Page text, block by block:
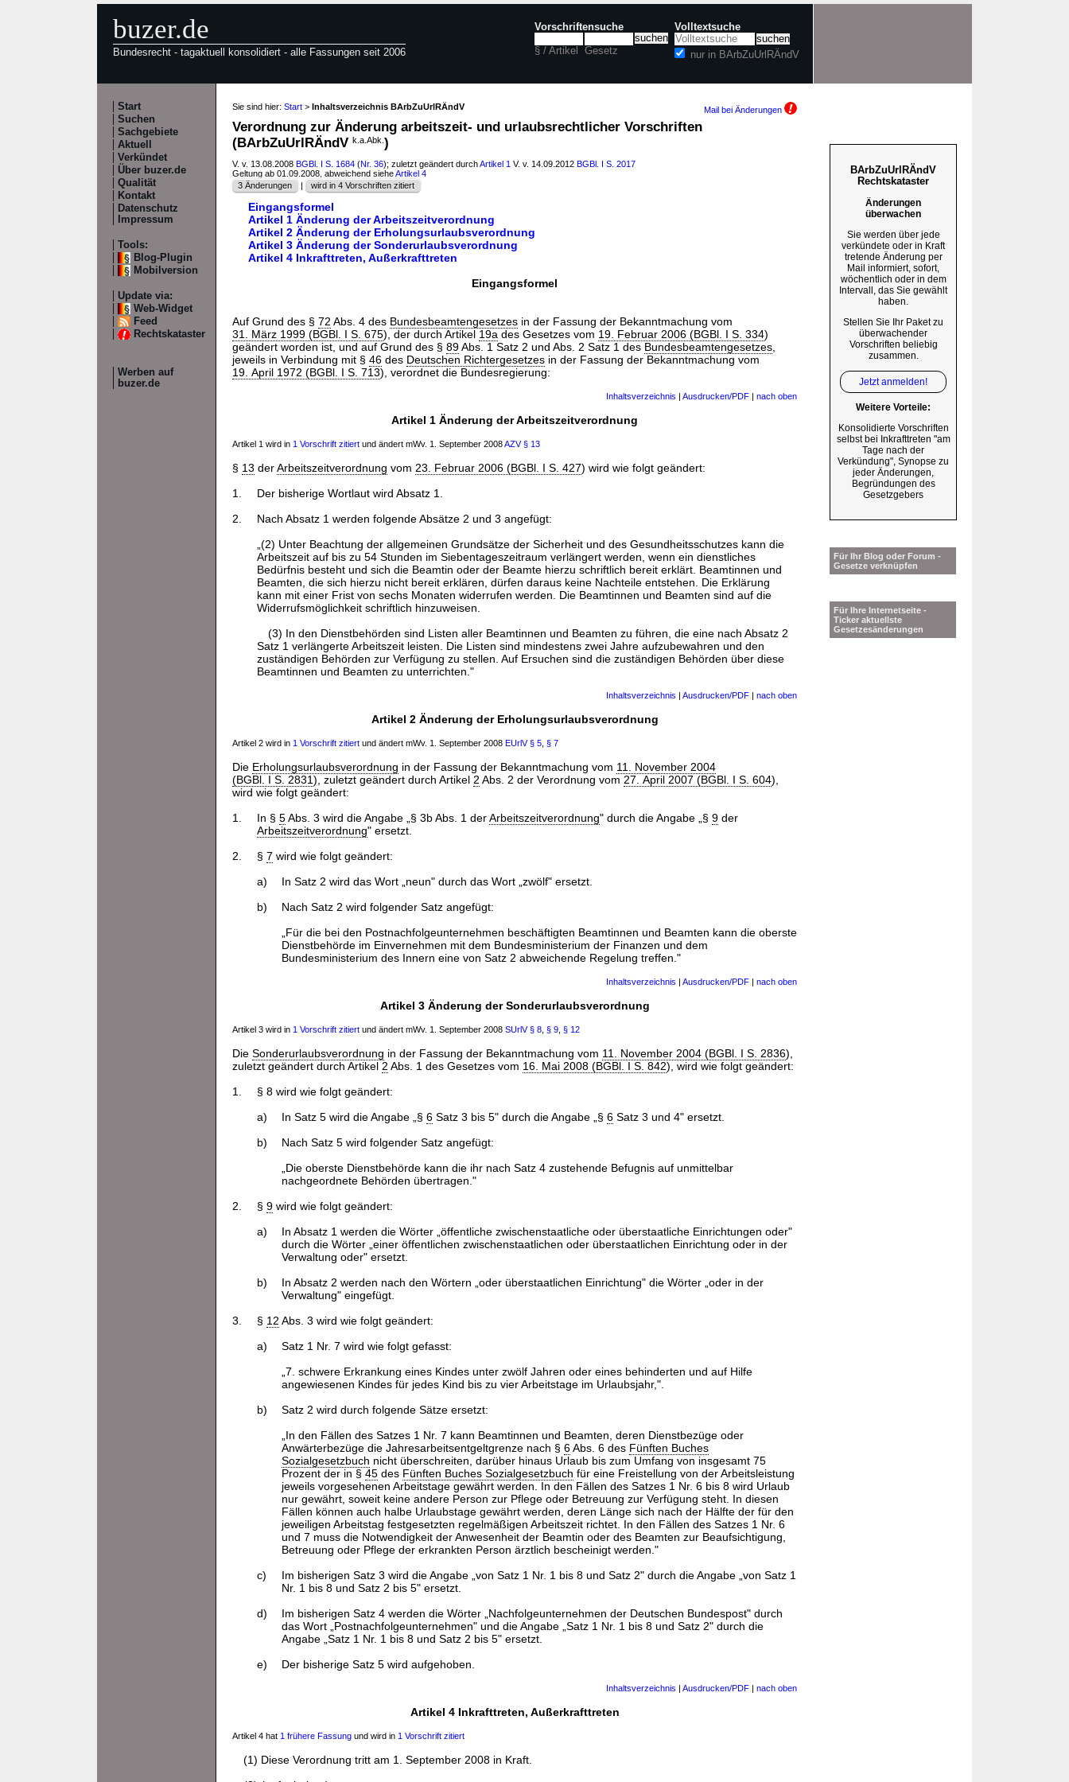
buzer.de
Bundesrecht - tagaktuell konsolidiert - alle Fassungen seit 2006
Vorschriftensuche
§ / Artikel Gesetz
Volltextsuche
nur in BArbZuUrlRÄndV
Start
Suchen
Sachgebiete
Aktuell
Verkündet
Über buzer.de
Qualität
Kontakt
Datenschutz
Impressum
Tools:
Blog-Plugin
Mobilversion
Update via:
Web-Widget
Feed
Rechtskataster
Werben auf
buzer.de
Sie sind hier: Start > Inhaltsverzeichnis BArbZuUrlRÄndV Mail bei Änderungen
Verordnung zur Änderung arbeitszeit- und urlaubsrechtlicher Vorschriften
(BArbZuUrlRÄndV k.a.Abk. )
V. v. 13.08.2008 BGBl. I S. 1684 (Nr. 36); zuletzt geändert durchArtikel 1 V. v. 14.09.2012 BGBl. I S. 2017
Geltung ab 01.09.2008, abweichend sieheArtikel 4
3 Änderungen
| wird in 4 Vorschriften zitiert
Eingangsformel
Artikel 1 Änderung der Arbeitszeitverordnung
Artikel 2 Änderung der Erholungsurlaubsverordnung
Artikel 3 Änderung der Sonderurlaubsverordnung
Artikel 4 Inkrafttreten, Außerkrafttreten
Eingangsformel
Auf Grund des § 72 Abs. 4 des Bundesbeamtengesetzes in der Fassung der Bekanntmachung vom
31. März 1999 (BGBl. I S. 675), der durch Artikel 19a des Gesetzes vom 19. Februar 2006 (BGBl. I S. 334)
geändert worden ist, und auf Grund des § 89Abs. 1 Satz 2 und Abs. 2 Satz 1 des Bundesbeamtengesetzes
jeweils in Verbindung mit § 46 des Deutschen Richtergesetzes in der Fassung der Bekanntmachung vom
19. April 1972 (BGBl. I S. 713), verordnet die Bundesregierung:
Inhaltsverzeichnis | Ausdrucken/PDF | nach oben
Artikel 1 Änderung der Arbeitszeitverordnung
Artikel 1 wird in 1 Vorschrift zitiert und ändert mWv. 1. September 2008AZV § 13
§ 13 derArbeitszeitverordnung vom 23. Februar 2006 (BGBl. I S. 427) wird wie folgt geändert:
1.
Der bisherige Wortlaut wird Absatz 1.
2.
Nach Absatz 1 werden folgende Absätze 2 und 3 angefügt:
„(2) Unter Beachtung der allgemeinen Grundsätze der Sicherheit und des Gesundheitsschutzes kann die
Arbeitszeit auf bis zu 54 Stunden im Siebentageszeitraum verlängert werden, wenn ein dienstliches
Bedürfnis besteht und sich die Beamtin oder der Beamte hierzu schriftlich bereit erklärt. Beamtinnen und
Beamten, die sich hierzu nicht bereit erklären, dürfen daraus keine Nachteile entstehen. Die Erklärung
kann mit einer Frist von sechs Monaten widerrufen werden. Die Beamtinnen und Beamten sind auf die
Widerrufsmöglichkeit schriftlich hinzuweisen.
(3) In den Dienstbehörden sind Listen aller Beamtinnen und Beamten zu führen, die eine nach Absatz 2
Satz 1 verlängerte Arbeitszeit leisten. Die Listen sind mindestens zwei Jahre aufzubewahren und den
zuständigen Behörden zur Verfügung zu stellen. Auf Ersuchen sind die zuständigen Behörden über diese
Beamtinnen und Beamten zu unterrichten."
Inhaltsverzeichnis | Ausdrucken/PDF | nach oben
Artikel 2 Änderung der Erholungsurlaubsverordnung
Artikel 2 wird in 1 Vorschrift zitiert und ändert mWv. 1. September 2008 EUrlV § 5 § 7
Die Erholungsurlaubsverordnung in der Fassung der Bekanntmachung vom 11. November 2004
(BGBl. I S. 2831), zuletzt geändert durch Artikel 2 Abs. 2 der Verordnung vom 27. April 2007 (BGBl. I S. 604),
wird wie folgt geändert:
1.
In § 5Abs. 3 wird die Angabe „§ 3b Abs. 1 derArbeitszeitverordnung" durch die Angabe „§ 9der
Arbeitszeitverordnung" ersetzt.
2.
§ 7 wird wie folgt geändert:
a)
In Satz 2 wird das Wort „neun" durch das Wort „zwölf" ersetzt.
b)
Nach Satz 2 wird folgender Satz angefügt:
„Für die bei den Postnachfolgeunternehmen beschäftigten Beamtinnen und Beamten kann die oberste
Dienstbehörde im Einvernehmen mit dem Bundesministerium der Finanzen und dem
Bundesministerium des Innern eine von Satz 2 abweichende Regelung treffen."
Inhaltsverzeichnis | Ausdrucken/PDF | nach oben
Artikel 3 Änderung der Sonderurlaubsverordnung
Artikel 3 wird in 1 Vorschrift zitiert und ändert mWv. 1. September 2008 SUrlV § 8 § 9 § 12
Die Sonderurlaubsverordnung in der Fassung der Bekanntmachung vom 11. November 2004 (BGBl. I S. 2836),
zuletzt geändert durch Artikel 2 Abs. 1 des Gesetzes vom 16. Mai 2008 (BGBl. I S. 842), wird wie folgt geändert:
1.
§ 8 wird wie folgt geändert:
a)
In Satz 5 wird die Angabe „§ 6Satz 3 bis 5" durch die Angabe „§ 6Satz 3 und 4" ersetzt.
b)
Nach Satz 5 wird folgender Satz angefügt:
„Die oberste Dienstbehörde kann die ihr nach Satz 4 zustehende Befugnis auf unmittelbar
nachgeordnete Behörden übertragen."
2.
§ 9wird wie folgt geändert:
a)
In Absatz 1 werden die Wörter „öffentliche zwischenstaatliche oder überstaatliche Einrichtungen oder"
durch die Wörter „einer öffentlichen zwischenstaatlichen oder überstaatlichen Einrichtung oder in der
Verwaltung oder" ersetzt.
b)
In Absatz 2 werden nach den Wörtern „oder überstaatlichen Einrichtung" die Wörter „oder in der
Verwaltung" eingefügt.
3.
§ 12 Abs. 3 wird wie folgt geändert:
a)
Satz 1 Nr. 7 wird wie folgt gefasst:
„7. schwere Erkrankung eines Kindes unter zwölf Jahren oder eines behinderten und auf Hilfe
angewiesenen Kindes für jedes Kind bis zu vier Arbeitstage im Urlaubsjahr,".
b)
Satz 2 wird durch folgende Sätze ersetzt:
„In den Fällen des Satzes 1 Nr. 7 kann Beamtinnen und Beamten, deren Dienstbezüge oder
Anwärterbezüge die Jahresarbeitsentgeltgrenze nach § 6Abs. 6 des Fünften Buches
Sozialgesetzbuch nicht überschreiten, darüber hinaus Urlaub bis zum Umfang von insgesamt 75
Prozent der in § 45des Fünften Buches Sozialgesetzbuch für eine Freistellung von der Arbeitsleistung
jeweils vorgesehenen Arbeitstage gewährt werden. In den Fällen des Satzes 1 Nr. 6 bis 8 wird Urlaub
nur gewährt, soweit keine andere Person zur Pflege oder Betreuung zur Verfügung steht. In diesen
Fällen können auch halbe Urlaubstage gewährt werden, deren Länge sich nach der Hälfte der für den
jeweiligen Arbeitstag festgesetzten regelmäßigen Arbeitszeit richtet. In den Fällen des Satzes 1 Nr. 6
und 7 muss die Notwendigkeit der Anwesenheit der Beamtin oder des Beamten zur Beaufsichtigung,
Betreuung oder Pflege der erkrankten Person ärztlich bescheinigt werden."
c)
Im bisherigen Satz 3 wird die Angabe „von Satz 1 Nr. 1 bis 8 und Satz 2" durch die Angabe „von Satz 1
Nr. 1 bis 8 und Satz 2 bis 5" ersetzt.
d)
Im bisherigen Satz 4 werden die Wörter „Nachfolgeunternehmen der Deutschen Bundespost" durch
das Wort „Postnachfolgeunternehmen" und die Angabe „Satz 1 Nr. 1 bis 8 und Satz 2" durch die
Angabe „Satz 1 Nr. 1 bis 8 und Satz 2 bis 5" ersetzt.
e)
Der bisherige Satz 5 wird aufgehoben.
Inhaltsverzeichnis | Ausdrucken/PDF | nach oben
Artikel 4 Inkrafttreten, Außerkrafttreten
Artikel 4 hat 1 frühere Fassung und wird in 1 Vorschrift zitiert
(1) Diese Verordnung tritt am 1. September 2008 in Kraft.
BArbZuUrlRÄndV
Rechtskataster
Änderungen
überwachen
Sie werden über jede
verkündete oder in Kraft
tretende Änderung per
Mail informiert, sofort,
wöchentlich oder in dem
Intervall, das Sie gewählt
haben.
Stellen Sie Ihr Paket zu
überwachender
Vorschriften beliebig
zusammen.
Jetzt anmelden!
Weitere Vorteile:
Konsolidierte Vorschriften
selbst bei Inkrafttreten "am
Tage nach der
Verkündung", Synopse zu
jeder Änderungen,
Begründungen des
Gesetzgebers
Für Ihr Blog oder Forum -
Gesetze verknüpfen
Für Ihre Internetseite -
Ticker aktuellste
Gesetzesänderungen